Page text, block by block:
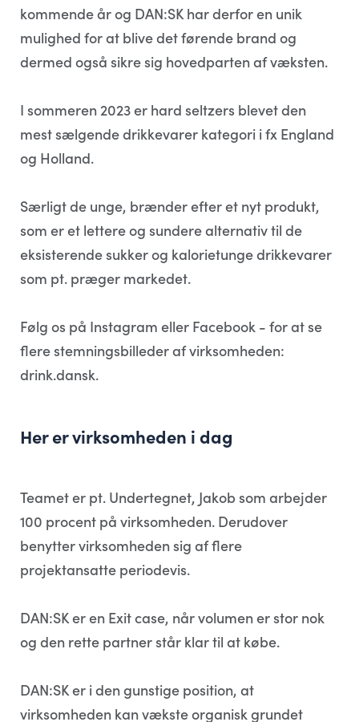
kommende år og DAN:SK har derfor en unik
mulighed for at blive det førende brand og
dermed også sikre sig hovedparten af væksten.
I sommeren 2023 er hard seltzers blevet den
mest sælgende drikkevarer kategori i fx England
og Holland.
Særligt de unge, brænder efter et nyt produkt,
som er et lettere og sundere alternativ til de
eksisterende sukker og kalorietunge drikkevarer
som pt. præger markedet.
Følg os på Instagram eller Facebook - for at se
flere stemningsbilleder af virksomheden:
drink.dansk.
Her er virksomheden i dag
Teamet er pt. Undertegnet, Jakob som arbejder
100 procent på virksomheden. Derudover
benytter virksomheden sig af flere
projektansatte periodevis.
DAN:SK er en Exit case, når volumen er stor nok
og den rette partner står klar til at købe.
DAN:SK er i den gunstige position, at
virksomheden kan vækste organisk grundet